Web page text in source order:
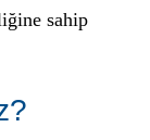
sahip